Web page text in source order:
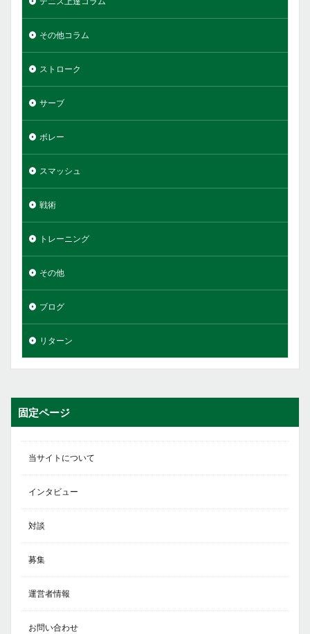
その他コラム
ストローク
サーブ
ボレー
スマッシュ
戦術
トレーニング
その他
ブログ
リターン
固定ページ
当サイトについて
インタビュー
対談
募集
運営者情報
お問い合わせ